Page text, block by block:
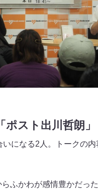
スト出川哲朗」
いになる2人。トークの内
ふかわが感情豊かだった